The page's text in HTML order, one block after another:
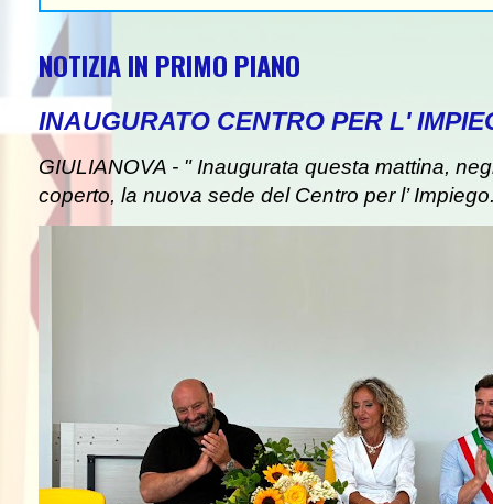
NOTIZIA IN PRIMO PIANO
INAUGURATO CENTRO PER L'
GIULIANOVA - " Inaugurata questa mattina,
coperto, la nuova sede del Centro per l’